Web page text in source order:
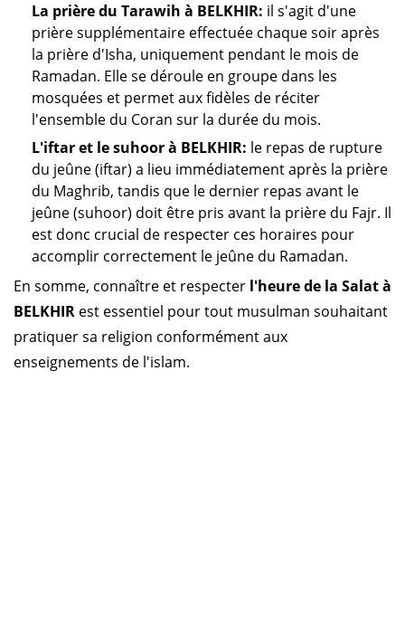
La prière du Tarawih à BELKHIR: il s'agit d'une
prière supplémentaire effectuée chaque soir après
la prière d'Isha, uniquement pendant le mois de
Ramadan. Elle se déroule en groupe dans les
mosquées et permet aux fidèles de réciter
l'ensemble du Coran sur la durée du mois.
L'iftar et le suhoor à BELKHIR: le repas de rupture
du jeûne (iftar) a lieu immédiatement après la prière
du Maghrib, tandis que le dernier repas avant le
jeûne (suhoor) doit être pris avant la prière du Fajr. Il
est donc crucial de respecter ces horaires pour
accomplir correctement le jeûne du Ramadan.
En somme, connaître et respecter l'heure de la Salat à
BELKHIR est essentiel pour tout musulman souhaitant
pratiquer sa religion conformément aux
enseignements de l'islam.